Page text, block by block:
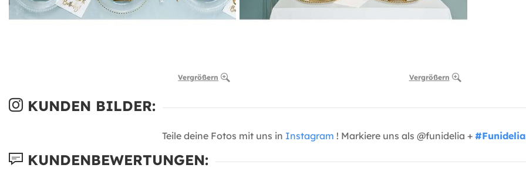
Vergrößern Vergrößern
KUNDEN BILDER:
Teile deine Fotos mit uns in Instagram ! Markiere uns als @funidelia + #Funidelia
KUNDENBEWERTUNGEN: